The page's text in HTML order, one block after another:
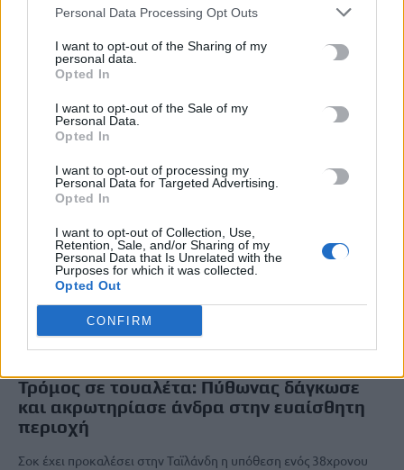
Personal Data Processing Opt Outs
I want to opt-out of the Sharing of my
personal data.
Opted In
I want to opt-out of the Sale of my
Personal Data.
Opted In
I want to opt-out of processing my
Personal Data for Targeted Advertising.
Opted In
I want to opt-out of Collection, Use,
Retention, Sale, and/or Sharing of my
Personal Data that Is Unrelated with the
Purposes for which it was collected.
Opted Out
CONFIRM
ΣΧΕΤΙΚΆ ΆΡΘΡΑ
Τρόμος σε τουαλέτα: Πύθωνας δάγκωσε
και ακρωτηρίασε άνδρα στην ευαίσθητη
περιοχή
Σοκ έχει προκαλέσει στην Ταϊλάνδη η υπόθεση ενός 38χρονου